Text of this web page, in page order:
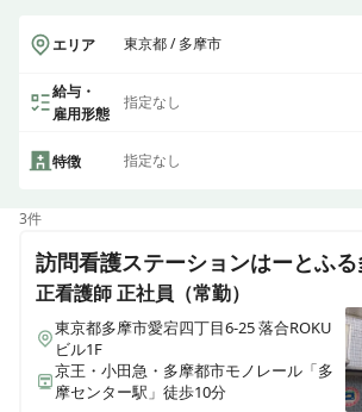
エリア 東京都 / 多摩市
給与・
雇用形態
指定なし
特徴 指定なし
3件
訪問看護ステーションはーとふ
正看護師正社員（常勤）
東京都多摩市愛宕四丁目6-25 落合ROKU
ビル1F
京王・小田急・多摩都市モノレール「多
摩センター駅」徒歩10分